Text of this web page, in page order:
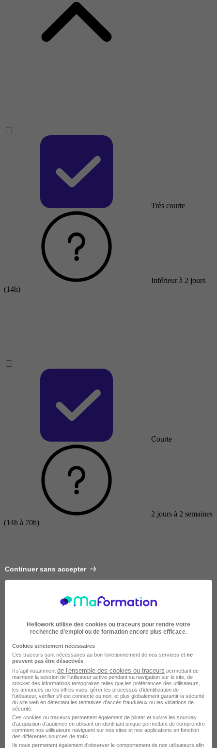
Très courte
Inférieur à 2 jours
(14h)
Courte
2 jours à 2 semaines
(14h à 70h)
Intermédiaire
Continuer sans accepter
Hellowork utilise des cookies ou traceurs pour rendre votre
recherche d’emploi ou de formation encore plus efficace.
Cookies strictement nécessaires
Ces traceurs sont nécessaires au bon fonctionnement de nos services et ne
peuvent pas être désactivés
Il s'agit notamment de l'ensemble des cookies ou traceurs permettant de
maintenir la session de l'utilisateur active pendant sa navigation sur le site, de
stocker des informations temporaires telles que les préférences des utilisateurs,
les annonces ou les offres vues, gérer les processus d'identification de
l'utilisateur, vérifier s'il est connecté ou non, et plus globalement garantir la sécurité
du site web en détectant les tentatives d'accès frauduleux ou les violations de
sécurité.
Ces cookies ou traceurs permettent également de piloter et suivre les sources
d'acquisition d'audience en utilisant un identifiant unique permettant de comprendre
comment nos utilisateurs naviguent sur nos sites et nos applications en fonction
des différentes sources de trafic.
Ils nous permettent également d’observer le comportement de nos utilisateurs afin